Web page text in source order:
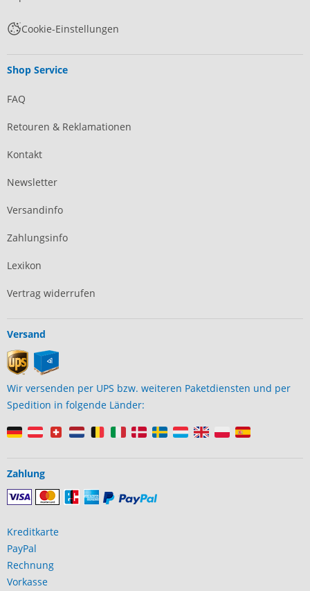
Cookie-Einstellungen
Shop Service
FAQ
Retouren & Reklamationen
Kontakt
Newsletter
Versandinfo
Zahlungsinfo
Lexikon
Vertrag widerrufen
Versand
Wir versenden per UPS bzw. weiteren Paketdiensten und per
Spedition in folgende Länder:
Zahlung
Kreditkarte
PayPal
Rechnung
Vorkasse